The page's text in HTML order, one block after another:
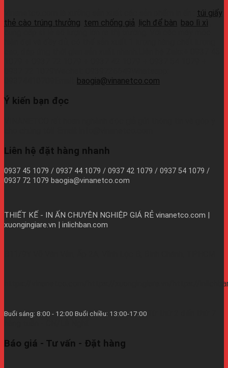
túi giấy
thẻ cào trúng thưởng tem chống giả lịch để bàn bao lì xì
baogia@vinanetco.com
Ý kiến bạn đọc
Liên hệ đặt hàng nhanh
0937 45 1079 / 0937 44 1079 / 0937 42 1079 / 0937 54 1079 /
0937 72 1079 baogia@vinanetco.com
THIẾT KẾ - IN ẤN CHUYÊN NGHIỆP GIÁ RẺ vinanetco.com |
xuongingiare.vn | inlichban.com
https://vinanetco.com/https://xuongingiare.vn/https://
Buổi sáng: 8:00 - 12:00 Buổi chiều: 13:00-17:00
Báo giá - Tư vấn - Đặt hàng